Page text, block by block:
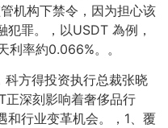
机构下禁令，因为担心该
罪。，以USDT 為例，
利率約0.066%。。
方得投资执行总裁张晓
正深刻影响着奢侈品行
和行业变革机会。，1、覆